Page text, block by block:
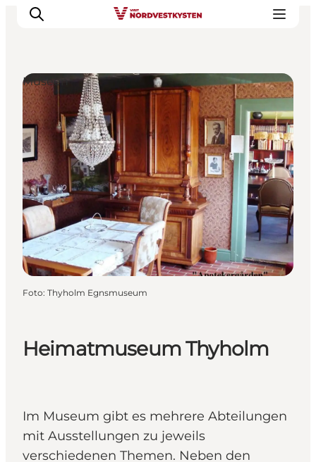
Urlaubsorte
Inspiration
Events
Unterkunft
Mach deine Urlaubsplanung
Heimatmuseum Thyholm
Im Museum gibt es mehrere Abteilungen
mit Ausstellungen zu jeweils
verschiedenen Themen. Neben den
Museen
Foto: Thyholm Egnsmuseum